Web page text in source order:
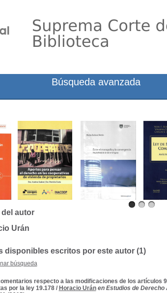
del autor
Urán
disponibles escritos por este autor (1)
búsqueda
respecto a las modificaciones de los artículos
por la ley 19.178/ Horacio Urán en Estudios de
Búsqueda avanzada